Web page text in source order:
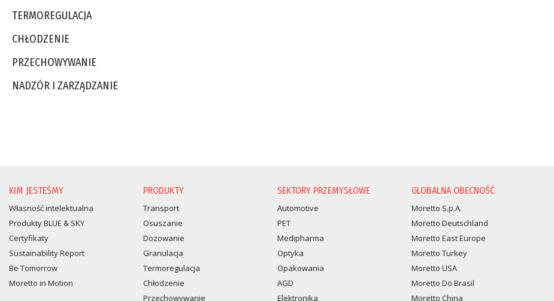
TERMOREGULACJA
CHŁODZENIE
PRZECHOWYWANIE
NADZÓR I ZARZĄDZANIE
KIM JESTEŚMY
Własność intelektualna
Produkty BLUE & SKY
Certyfikaty
Sustainability Report
Be Tomorrow
Moretto in Motion
PRODUKTY
Transport
Osuszanie
Dozowanie
Granulacja
Termoregulacja
Chłodzenie
Przechowywanie
SEKTORY PRZEMYSŁOWE
Automotive
PET
Medipharma
Optyka
Opakowania
AGD
Elektronika
GLOBALNA OBECNOŚĆ
Moretto S.p.A.
Moretto Deutschland
Moretto East Europe
Moretto Turkey
Moretto USA
Moretto Do Brasil
Moretto China